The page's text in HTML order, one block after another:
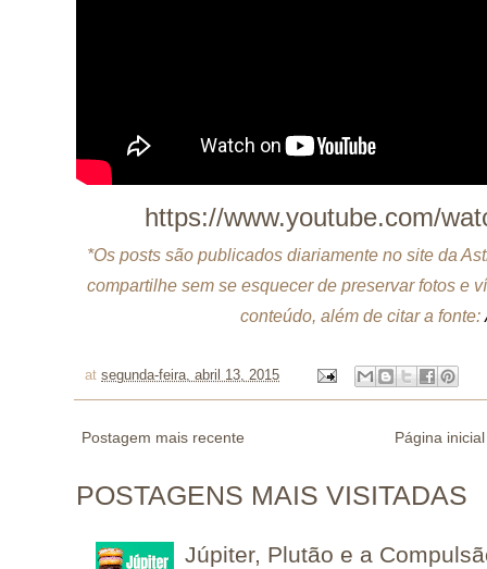
https://www.youtube.com/
*Os posts são publicados diariamente no site da
compartilhe sem se esquecer de preservar fotos e
conteúdo, além de citar a fonte:
at segunda-feira, abril 13, 2015
Postagem mais recente Página inicial
POSTAGENS MAIS VISITADAS
Júpiter, Plutão e a